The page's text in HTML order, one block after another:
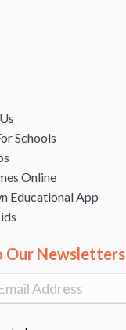
Schools
Online
Educational App
Our Newsletters